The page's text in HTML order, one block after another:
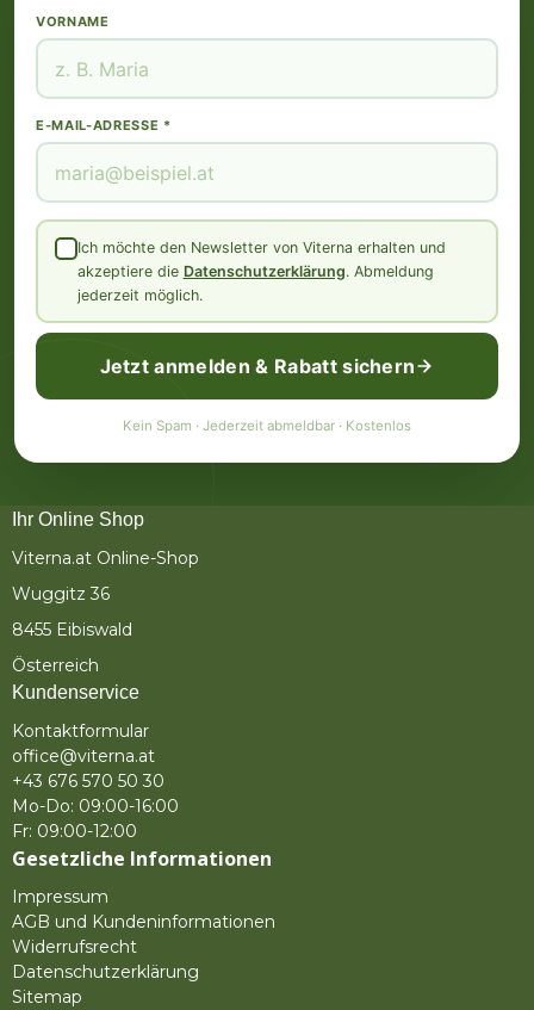
VORNAME
E-MAIL-ADRESSE *
Ich möchte den Newsletter von Viterna erhalten und
akzeptiere die Datenschutzerklärung. Abmeldung
jederzeit möglich.
Jetzt anmelden & Rabatt sichern
Kein Spam · Jederzeit abmeldbar · Kostenlos
Ihr Online Shop
Viterna.at Online-Shop
Wuggitz 36
8455 Eibiswald
Österreich
Kundenservice
Kontaktformular
office@viterna.at
+43 676 570 50 30
Mo-Do: 09:00-16:00
Fr: 09:00-12:00
Gesetzliche Informationen
Impressum
AGB und Kundeninformationen
Widerrufsrecht
Datenschutzerklärung
Sitemap